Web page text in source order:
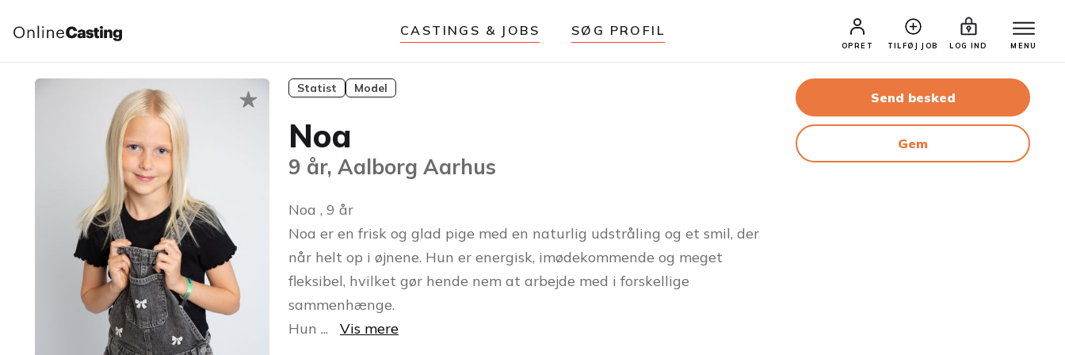
CASTINGS & JOBS SØG PROFIL
OPRET TILFØJ JOB LOG IND MENU
Statist Model
Noa
9 år, Aalborg Aarhus
Noa , 9 år
Noa er en frisk og glad pige med en naturlig udstråling og et smil, der
når helt op i øjnene. Hun er energisk, imødekommende og meget
fleksibel, hvilket gør hende nem at arbejde med i forskellige
sammenhænge.
Hun ... Vis mere
Send besked
Gem